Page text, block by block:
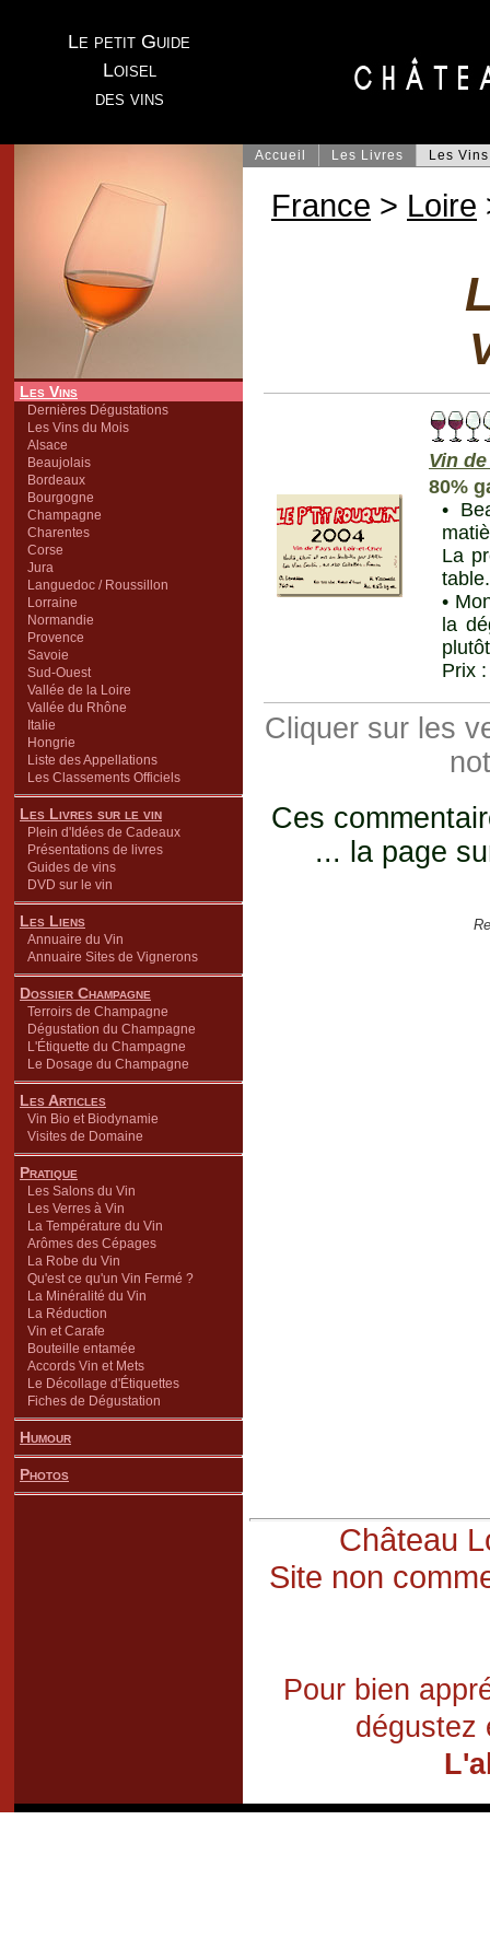
Le petit Guide
Loisel
des vins
Les Vins
Dernières Dégustations
Les Vins du Mois
Alsace
Beaujolais
Bordeaux
Bourgogne
Champagne
Charentes
Corse
Jura
Languedoc / Roussillon
Lorraine
Normandie
Provence
Savoie
Sud-Ouest
Vallée de la Loire
Vallée du Rhône
Italie
Hongrie
Liste des Appellations
Les Classements Officiels
Les Livres sur le vin
Plein d'Idées de Cadeaux
Présentations de livres
Guides de vins
DVD sur le vin
Les Liens
Annuaire du Vin
Annuaire Sites de Vignerons
Dossier Champagne
Terroirs de Champagne
Dégustation du Champagne
L'Étiquette du Champagne
Le Dosage du Champagne
Les Articles
Vin Bio et Biodynamie
Visites de Domaine
Pratique
Les Salons du Vin
Les Verres à Vin
La Température du Vin
Arômes des Cépages
La Robe du Vin
Qu'est ce qu'un Vin Fermé ?
La Minéralité du Vin
La Réduction
Vin et Carafe
Bouteille entamée
Accords Vin et Mets
Le Décollage d'Étiquettes
Fiches de Dégustation
Humour
Photos
Accueil Les Livres Les Vins
France > Loire
Vin
80%
•
La
•
la
Prix :
Cliquer sur les
Ces
... la page
Château
Site non
Pour bien
dégustez